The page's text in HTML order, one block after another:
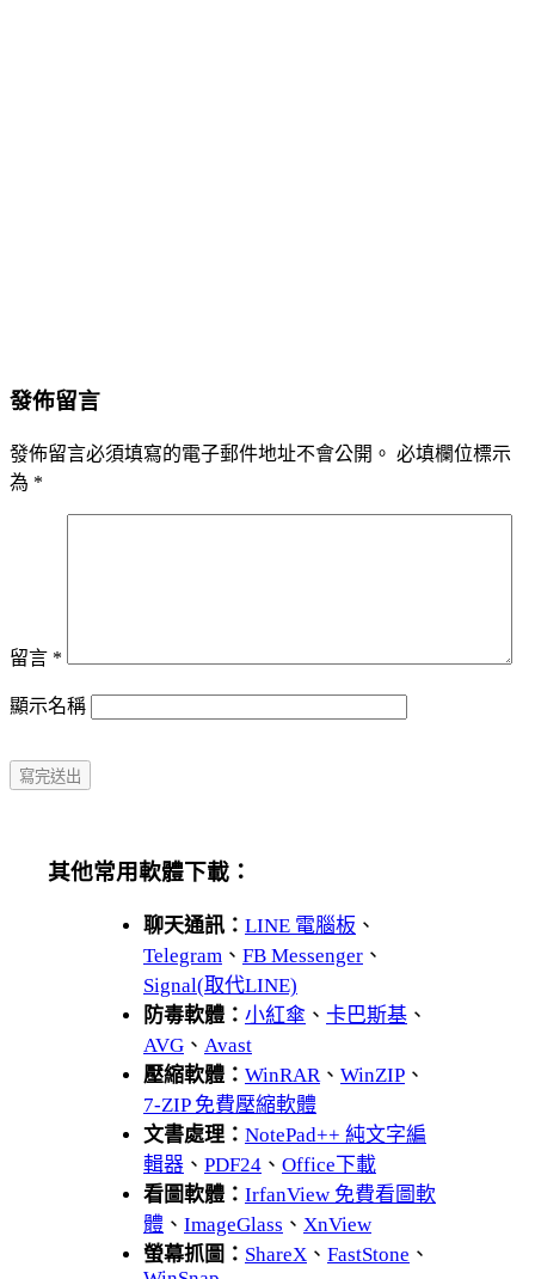
發佈留言
發佈留言必須填寫的電子郵件地址不會公開。 必填欄位標示
為 *
留言 *
顯示名稱
其他常用軟體下載：
聊天通訊： LINE 電腦板 、
Telegram 、 FB Messenger 、
Signal(取代LINE)
防毒軟體： 小紅傘 、 卡巴斯基 、
AVG 、 Avast
壓縮軟體： WinRAR、 WinZIP 、
7-ZIP 免費壓縮軟體
文書處理： NotePad++ 純文字編
輯器 、 PDF24 、 Office下載
看圖軟體： IrfanView 免費看圖軟
體 、 ImageGlass 、 XnView
螢幕抓圖： ShareX 、 FastStone 、